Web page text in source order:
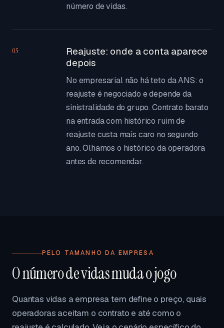
número de vidas.
05
Reajuste: onde a conta aparece
depois
No empresarial não há teto da ANS: o
reajuste é negociado e depende da
sinistralidade do grupo. Contrato barato
na entrada com histórico ruim de
reajuste custa mais caro no segundo
ano. Olhamos o histórico da operadora
antes de recomendar.
PELO TAMANHO DA EMPRESA
O número de vidas muda o jogo
Quantas vidas a empresa tem define o preço, quais
operadoras aceitam o contrato e até como o